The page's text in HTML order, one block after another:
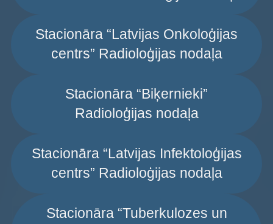
Stacionāra “Latvijas Onkoloģijas
centrs” Radioloģijas nodaļa
Stacionāra “Biķernieki”
Radioloģijas nodaļa
Stacionāra “Latvijas Infektoloģijas
centrs” Radioloģijas nodaļa
Stacionāra “Tuberkulozes un